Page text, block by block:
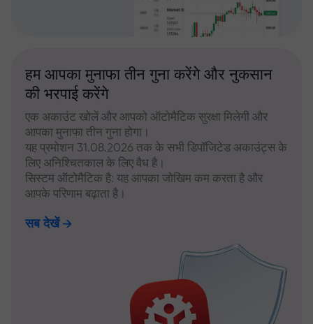
हम आपका मुनाफा तीन गुना करेंगे और नुकसान
की भरपाई करेंगे
एक अकाउंट खोलें और आपको ऑटोमैटिक सुरक्षा मिलेगी और
आपका मुनाफा तीन गुना होगा।
यह प्रमोशन 31.08.2026 तक के सभी डिपॉजिटेड अकाउंट्स के
लिए अनिश्चितकाल के लिए वैध है।
सिस्टम ऑटोमैटिक है: यह आपका जोखिम कम करता है और
आपके परिणाम बढ़ाता है।
सब देखें